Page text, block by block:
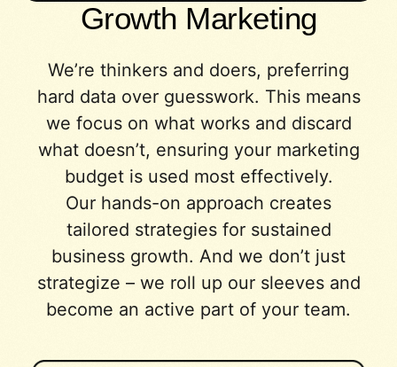
Growth Marketing
We’re thinkers and doers, preferring
hard data over guesswork. This means
we focus on what works and discard
what doesn’t, ensuring your marketing
budget is used most effectively.
Our hands-on approach creates
tailored strategies for sustained
business growth. And we don’t just
strategize – we roll up our sleeves and
become an active part of your team.